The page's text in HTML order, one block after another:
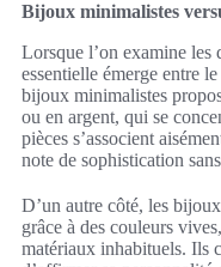
Bijoux minimalistes
Lorsque l’on examine les
essentielle émerge entre le
bijoux minimalistes
ou en argent, qui se
pièces s’associent
note de sophistication
D’un autre côté, les
grâce à des couleurs
matériaux inhabituels. Ils